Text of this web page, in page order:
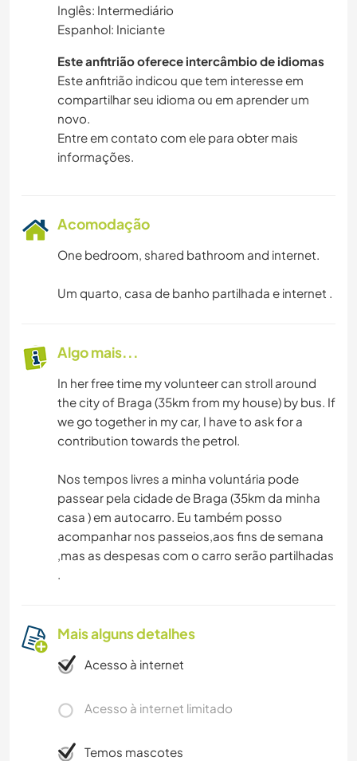
Inglês: Intermediário
Espanhol: Iniciante
Este anfitrião oferece intercâmbio de idiomas
Este anfitrião indicou que tem interesse em
compartilhar seu idioma ou em aprender um
novo.
Entre em contato com ele para obter mais
informações.
Acomodação
One bedroom, shared bathroom and internet.
Um quarto, casa de banho partilhada e internet .
Algo mais...
In her free time my volunteer can stroll around
the city of Braga (35km from my house) by bus. If
we go together in my car, I have to ask for a
contribution towards the petrol.
Nos tempos livres a minha voluntária pode
passear pela cidade de Braga (35km da minha
casa ) em autocarro. Eu também posso
acompanhar nos passeios,aos fins de semana
,mas as despesas com o carro serão partilhadas
.
Mais alguns detalhes
Acesso à internet
Acesso à internet limitado
Temos mascotes